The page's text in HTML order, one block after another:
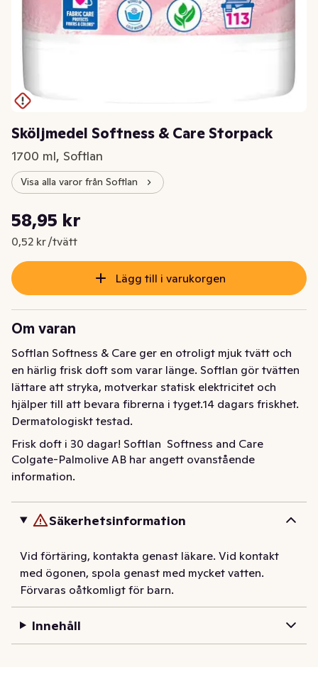
Sköljmedel Softness & Care Storpack
1700 ml, Softlan
Visa alla varor från Softlan
Nuvarande pris är: 58,95 kr
58,95 kr
0,52 kr /tvätt
Styckpris: 0,52 kr /tvätt
Lägg till i varukorgen
Om varan
Softlan Softness & Care ger en otroligt mjuk tvätt och
en härlig frisk doft som varar länge. Softlan gör tvätten
lättare att stryka, motverkar statisk elektricitet och
hjälper till att bevara fibrerna i tyget.14 dagars friskhet.
Dermatologiskt testad.
Frisk doft i 30 dagar! Softlan  Softness and Care
sköljmedel ger en otroligt mjuk tvätt och en härlig frisk
doft som varar länge. Softlan gör tvätten lättare att
bevara fibrerna i tyget. Dermatologiskt testad och kan
användas i kallt vatten.
Colgate-Palmolive AB har angett ovanstående
information.
Säkerhetsinformation
Vid förtäring, kontakta genast läkare. Vid kontakt
med ögonen, spola genast med mycket vatten.
Förvaras oåtkomligt för barn.
Innehåll